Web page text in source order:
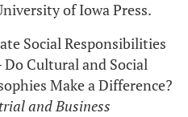
of Iowa Press.
Social Responsibilities
Cultural and Social
Make a Difference?
and Business